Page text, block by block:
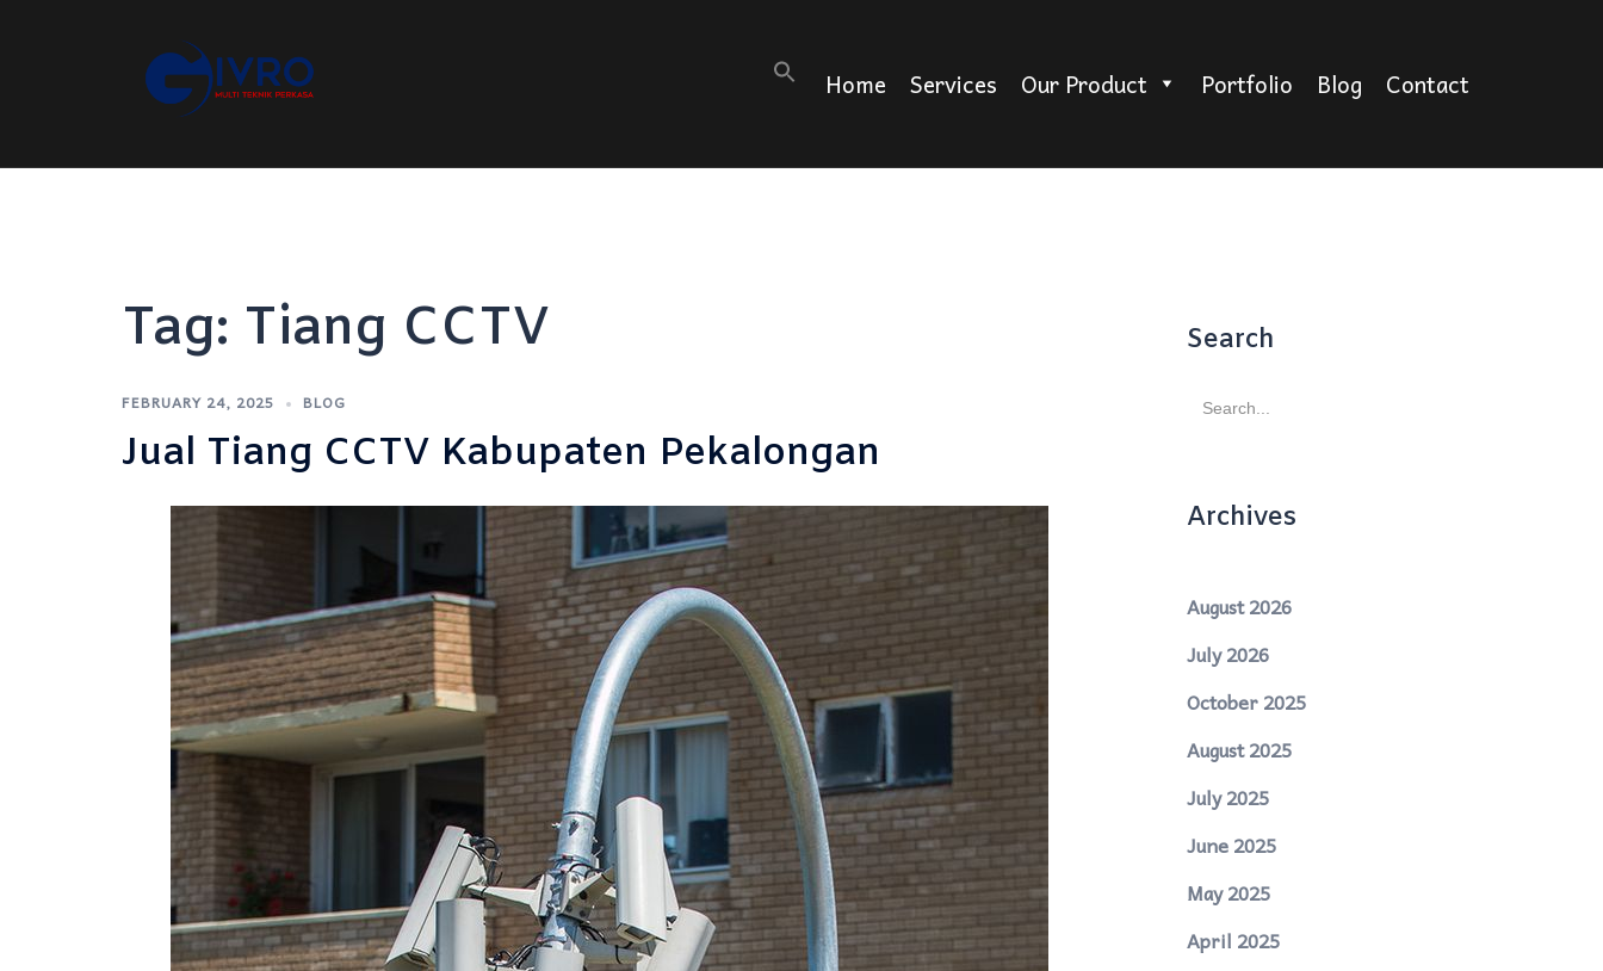
Home Services Our Product Portfolio Blog Contact
Search
Tag: Tiang CCTV
FEBRUARY 24, 2025 BLOG
Jual Tiang CCTV Kabupaten Pekalongan
Search
for:
Archives
August 2026
July 2026
October 2025
August 2025
July 2025
June 2025
May 2025
April 2025